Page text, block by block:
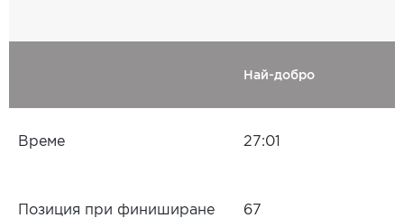
Най-добро
Време 27:01
Позиция при финиширане 67